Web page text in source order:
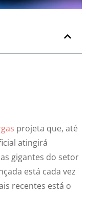
projeta que, até
atingirá
gigantes do setor
está cada vez
recentes está o